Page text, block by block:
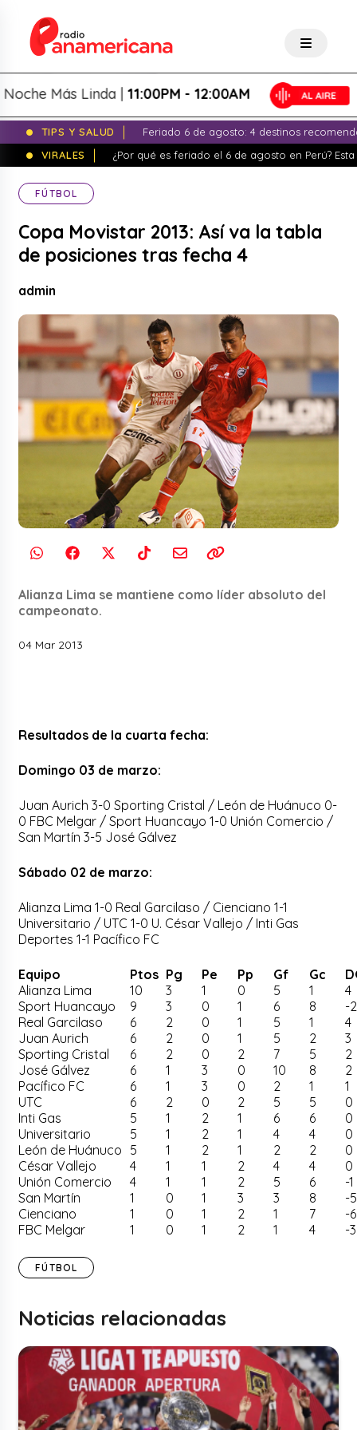
Más Linda |11:00PM - 12:00AM
TIPS Y SALUD
Feriado 6 de agosto: 4 destinos
VIRALES
¿Por qué es feriado el 6 de agosto en Perú?
FÚTBOL
Copa Movistar 2013: Así va la tabla
de posiciones tras fecha 4
admin
Alianza Lima se mantiene como líder absoluto del
campeonato.
04 Mar 2013
Resultados de la cuarta fecha:
Domingo 03 de marzo:
Juan Aurich 3-0 Sporting Cristal / León de Huánuco 0-
0 FBC Melgar / Sport Huancayo 1-0 Unión Comercio /
San Martín 3-5 José Gálvez
Sábado 02 de marzo:
Alianza Lima 1-0 Real Garcilaso / Cienciano 1-1
Universitario / UTC 1-0 U. César Vallejo / Inti Gas
Deportes 1-1 Pacífico FC
Equipo
Alianza Lima
Sport Huancayo
Real Garcilaso
Juan Aurich
Sporting Cristal
José Gálvez
Pacífico FC
UTC
Inti Gas
Universitario
León de Huánuco
César Vallejo
Unión Comercio
San Martín
Cienciano
FBC Melgar
Ptos
10
9
6
6
6
6
6
6
5
5
5
4
4
1
1
1
Pg
3
3
2
2
2
1
1
2
1
1
1
1
1
0
0
0
Pe
1
0
0
0
0
3
3
0
2
2
2
1
1
1
1
1
Pp
0
1
1
1
2
0
0
2
1
1
1
2
2
3
2
2
Gf
5
6
5
5
7
10
2
5
6
4
2
4
5
3
1
1
Gc
1
8
1
2
5
8
1
5
6
4
2
4
6
8
7
4
4
-2
4
3
2
2
1
0
0
0
0
0
-1
-5
-6
-3
FÚTBOL
Noticias relacionadas